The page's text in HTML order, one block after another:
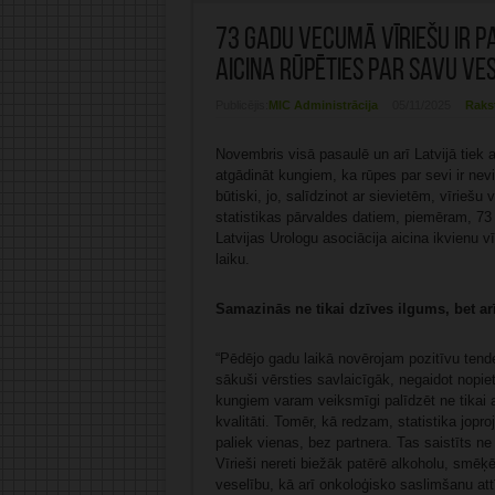
73 gadu vecumā vīriešu ir
aicina rūpēties par savu
MIC Administrācija
Novembris visā pasaulē un arī Latvijā
atgādināt kungiem, ka rūpes par sevi ir
būtiski, jo, salīdzinot ar sievietēm, vīriešu
statistikas pārvaldes datiem, piemēram,
Latvijas Urologu asociācija aicina ikvienu
laiku.
Samazinās ne tikai dzīves ilgums, bet
“Pēdējo gadu laikā novērojam pozitīvu
sākuši vērsties savlaicīgāk, negaidot
kungiem varam veiksmīgi palīdzēt ne
kvalitāti. Tomēr, kā redzam, statistika
paliek vienas, bez partnera. Tas saistīts
Vīrieši nereti biežāk patērē alkoholu,
veselību, kā arī onkoloģisko saslimšanu